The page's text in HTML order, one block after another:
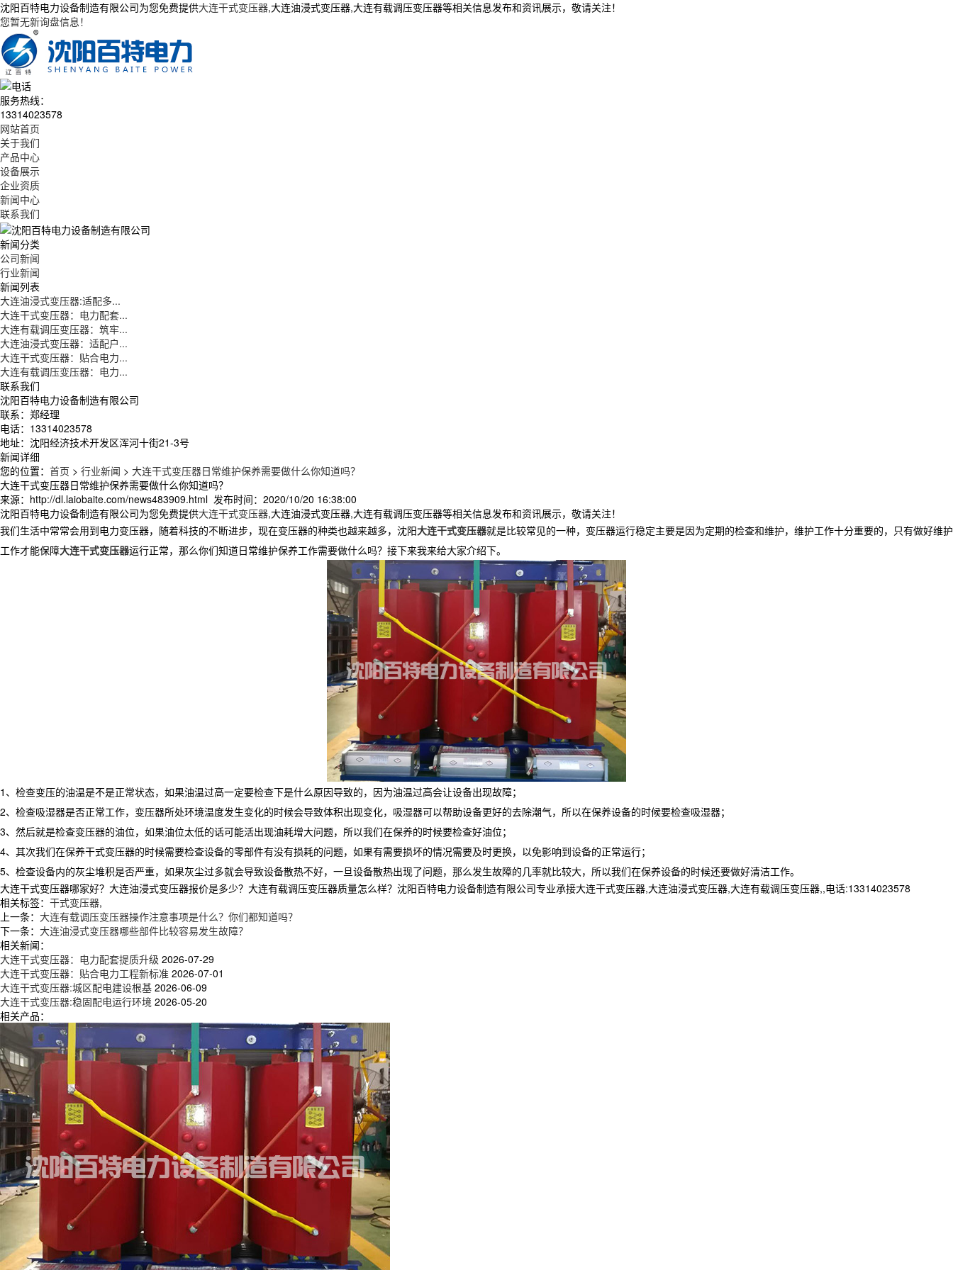
沈阳百特电力设备制造有限公司为您免费提供大连干式变压器,大连油浸式变压器,大连有载调压变压器等相关信息发布和资讯展示，敬请关注！
您暂无新询盘信息！
服务热线：
13314023578
网站首页
关于我们
产品中心
设备展示
企业资质
新闻中心
联系我们
新闻分类
公司新闻
行业新闻
新闻列表
大连油浸式变压器:适配多...
大连干式变压器：电力配套...
大连有载调压变压器：筑牢...
大连油浸式变压器：适配户...
大连干式变压器：贴合电力...
大连有载调压变压器：电力...
联系我们
沈阳百特电力设备制造有限公司
联系：郑经理
电话：13314023578
地址：沈阳经济技术开发区浑河十街21-3号
新闻详细
您的位置： 首页 > 行业新闻 > 大连干式变压器日常维护保养需要做什么你知道吗？
大连干式变压器日常维护保养需要做什么你知道吗？
来源：http://dl.laiobaite.com/news483909.html 发布时间：2020/10/20 16:38:00
沈阳百特电力设备制造有限公司为您免费提供大连干式变压器,大连油浸式变压器,大连有载调压变压器等相关信息发布和资讯展示，敬请关注！
我们生活中常常会用到电力变压器，随着科技的不断进步，现在变压器的种类也越来越多，沈阳大连干式变压器就是比较常见的一种，变压器运行稳定主要是因为定期的检查和维护，维护工作十分重要的，只有做好维护
工作才能保障大连干式变压器运行正常，那么你们知道日常维护保养工作需要做什么吗？接下来我来给大家介绍下。
1、检查变压的油温是不是正常状态，如果油温过高一定要检查下是什么原因导致的，因为油温过高会让设备出现故障；
2、检查吸湿器是否正常工作，变压器所处环境温度发生变化的时候会导致体积出现变化，吸湿器可以帮助设备更好的去除潮气，所以在保养设备的时候要检查吸湿器；
3、然后就是检查变压器的油位，如果油位太低的话可能活出现油耗增大问题，所以我们在保养的时候要检查好油位；
4、其次我们在保养干式变压器的时候需要检查设备的零部件有没有损耗的问题，如果有需要损坏的情况需要及时更换，以免影响到设备的正常运行；
5、检查设备内的灰尘堆积是否严重，如果灰尘过多就会导致设备散热不好，一旦设备散热出现了问题，那么发生故障的几率就比较大，所以我们在保养设备的时候还要做好清洁工作。
大连干式变压器哪家好？大连油浸式变压器报价是多少？大连有载调压变压器质量怎么样？沈阳百特电力设备制造有限公司专业承接大连干式变压器,大连油浸式变压器,大连有载调压变压器,,电话:13314023578
相关标签： 干式变压器,
上一条： 大连有载调压变压器操作注意事项是什么？你们都知道吗？
下一条： 大连油浸式变压器哪些部件比较容易发生故障？
相关新闻：
大连干式变压器：电力配套提质升级 2026-07-29
大连干式变压器：贴合电力工程新标准 2026-07-01
大连干式变压器:城区配电建设根基 2026-06-09
大连干式变压器:稳固配电运行环境 2026-05-20
相关产品：